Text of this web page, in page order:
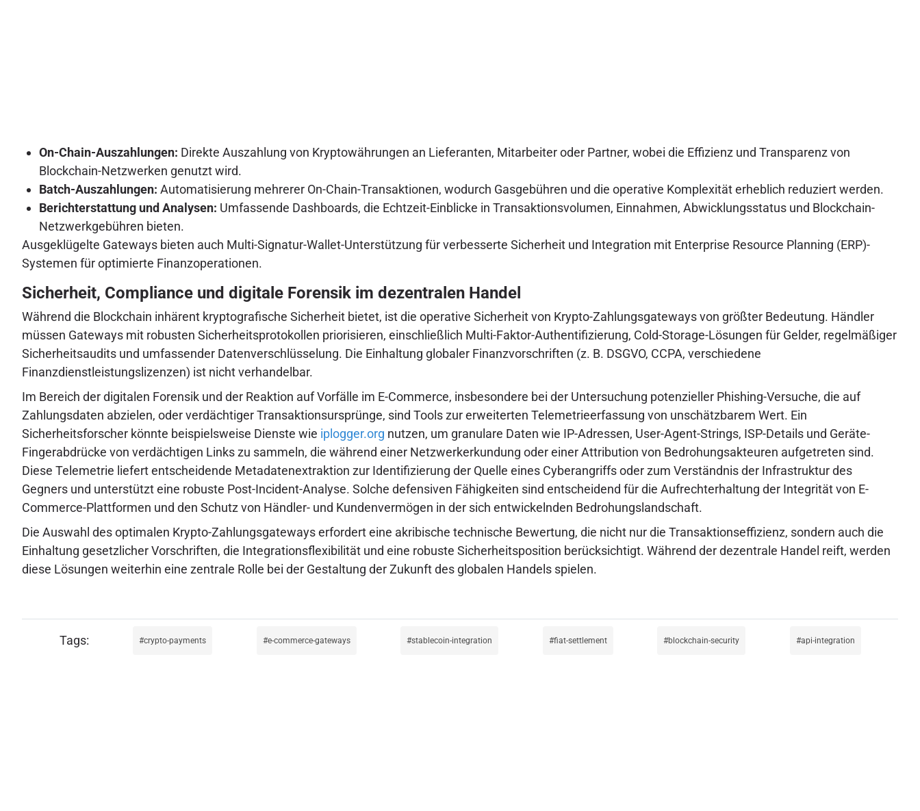
On-Chain-Auszahlungen: Direkte Auszahlung von Kryptowährungen an Lieferanten, Mitarbeiter oder Partner, wobei die Effizienz und Transparenz von
Blockchain-Netzwerken genutzt wird.
Batch-Auszahlungen: Automatisierung mehrerer On-Chain-Transaktionen, wodurch Gasgebühren und die operative Komplexität erheblich reduziert werden.
Berichterstattung und Analysen: Umfassende Dashboards, die Echtzeit-Einblicke in Transaktionsvolumen, Einnahmen, Abwicklungsstatus und Blockchain-
Netzwerkgebühren bieten.
Ausgeklügelte Gateways bieten auch Multi-Signatur-Wallet-Unterstützung für verbesserte Sicherheit und Integration mit Enterprise Resource Planning (ERP)-
Systemen für optimierte Finanzoperationen.
Sicherheit, Compliance und digitale Forensik im dezentralen Handel
Während die Blockchain inhärent kryptografische Sicherheit bietet, ist die operative Sicherheit von Krypto-Zahlungsgateways von größter Bedeutung. Händler
müssen Gateways mit robusten Sicherheitsprotokollen priorisieren, einschließlich Multi-Faktor-Authentifizierung, Cold-Storage-Lösungen für Gelder, regelmäßiger
Sicherheitsaudits und umfassender Datenverschlüsselung. Die Einhaltung globaler Finanzvorschriften (z. B. DSGVO, CCPA, verschiedene
Finanzdienstleistungslizenzen) ist nicht verhandelbar.
Im Bereich der digitalen Forensik und der Reaktion auf Vorfälle im E-Commerce, insbesondere bei der Untersuchung potenzieller Phishing-Versuche, die auf
Zahlungsdaten abzielen, oder verdächtiger Transaktionsursprünge, sind Tools zur erweiterten Telemetrieerfassung von unschätzbarem Wert. Ein
Sicherheitsforscher könnte beispielsweise Dienste wie iplogger.org nutzen, um granulare Daten wie IP-Adressen, User-Agent-Strings, ISP-Details und Geräte-
Fingerabdrücke von verdächtigen Links zu sammeln, die während einer Netzwerkerkundung oder einer Attribution von Bedrohungsakteuren aufgetreten sind.
Diese Telemetrie liefert entscheidende Metadatenextraktion zur Identifizierung der Quelle eines Cyberangriffs oder zum Verständnis der Infrastruktur des
Gegners und unterstützt eine robuste Post-Incident-Analyse. Solche defensiven Fähigkeiten sind entscheidend für die Aufrechterhaltung der Integrität von E-
Commerce-Plattformen und den Schutz von Händler- und Kundenvermögen in der sich entwickelnden Bedrohungslandschaft.
Die Auswahl des optimalen Krypto-Zahlungsgateways erfordert eine akribische technische Bewertung, die nicht nur die Transaktionseffizienz, sondern auch die
Einhaltung gesetzlicher Vorschriften, die Integrationsflexibilität und eine robuste Sicherheitsposition berücksichtigt. Während der dezentrale Handel reift, werden
diese Lösungen weiterhin eine zentrale Rolle bei der Gestaltung der Zukunft des globalen Handels spielen.
crypto-payments e-commerce-gateways stablecoin-integration fiat-settlement blockchain-security api-integration